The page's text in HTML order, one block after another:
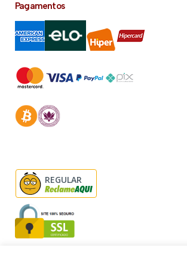
Pagamentos
REGULAR